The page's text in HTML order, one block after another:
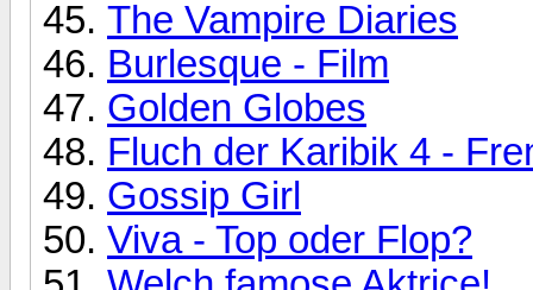
The Vampire Diaries
Burlesque - Film
Golden Globes
Fluch der Karibik 4 -
Gossip Girl
Viva - Top oder Flop?